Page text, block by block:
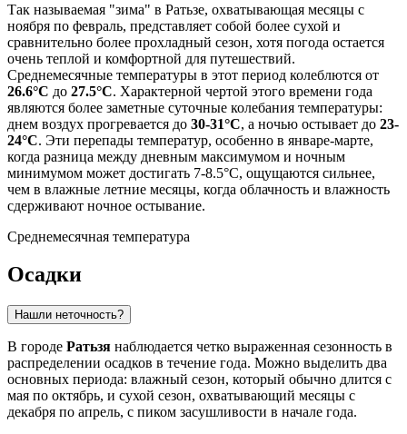
Так называемая "зима" в Ратьзе, охватывающая месяцы с
ноября по февраль, представляет собой более сухой и
сравнительно более прохладный сезон, хотя погода остается
очень теплой и комфортной для путешествий.
Среднемесячные температуры в этот период колеблются от
26.6°C до 27.5°C. Характерной чертой этого времени года
являются более заметные суточные колебания температуры:
днем воздух прогревается до 30-31°C, а ночью остывает до 23-
24°C. Эти перепады температур, особенно в январе-марте,
когда разница между дневным максимумом и ночным
минимумом может достигать 7-8.5°C, ощущаются сильнее,
чем в влажные летние месяцы, когда облачность и влажность
сдерживают ночное остывание.
Среднемесячная температура
Осадки
Нашли неточность?
В городе Ратьзя наблюдается четко выраженная сезонность в
распределении осадков в течение года. Можно выделить два
основных периода: влажный сезон, который обычно длится с
мая по октябрь, и сухой сезон, охватывающий месяцы с
декабря по апрель, с пиком засушливости в начале года.